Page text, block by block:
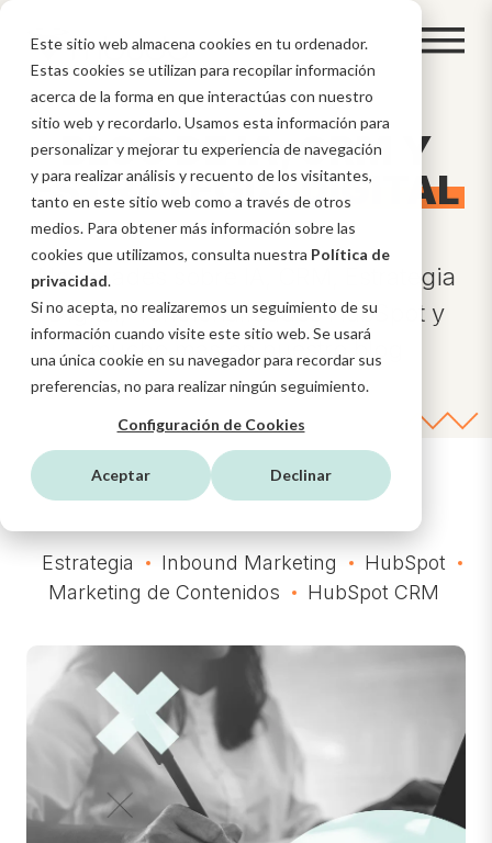
Este sitio web almacena cookies en tu ordenador.
Estas cookies se utilizan para recopilar información
acerca de la forma en que interactúas con nuestro
sitio web y recordarlo. Usamos esta información para
personalizar y mejorar tu experiencia de navegación
y para realizar análisis y recuento de los visitantes,
tanto en este sitio web como a través de otros
medios. Para obtener más información sobre las
cookies que utilizamos, consulta nuestra Política de
privacidad.
Si no acepta, no realizaremos un seguimiento de su
información cuando visite este sitio web. Se usará
una única cookie en su navegador para recordar sus
preferencias, no para realizar ningún seguimiento.
Configuración de Cookies
Aceptar Declinar
BLOG DE IA, CRM Y
ESTRATEGIADIGITAL
Novedades sobre IA, CRM, Estrategia
Digital, funcionalidades HubSpot y
mucho más en nuestro blog
Estrategia Inbound Marketing
HubSpot
Marketing de Contenidos
HubSpot CRM